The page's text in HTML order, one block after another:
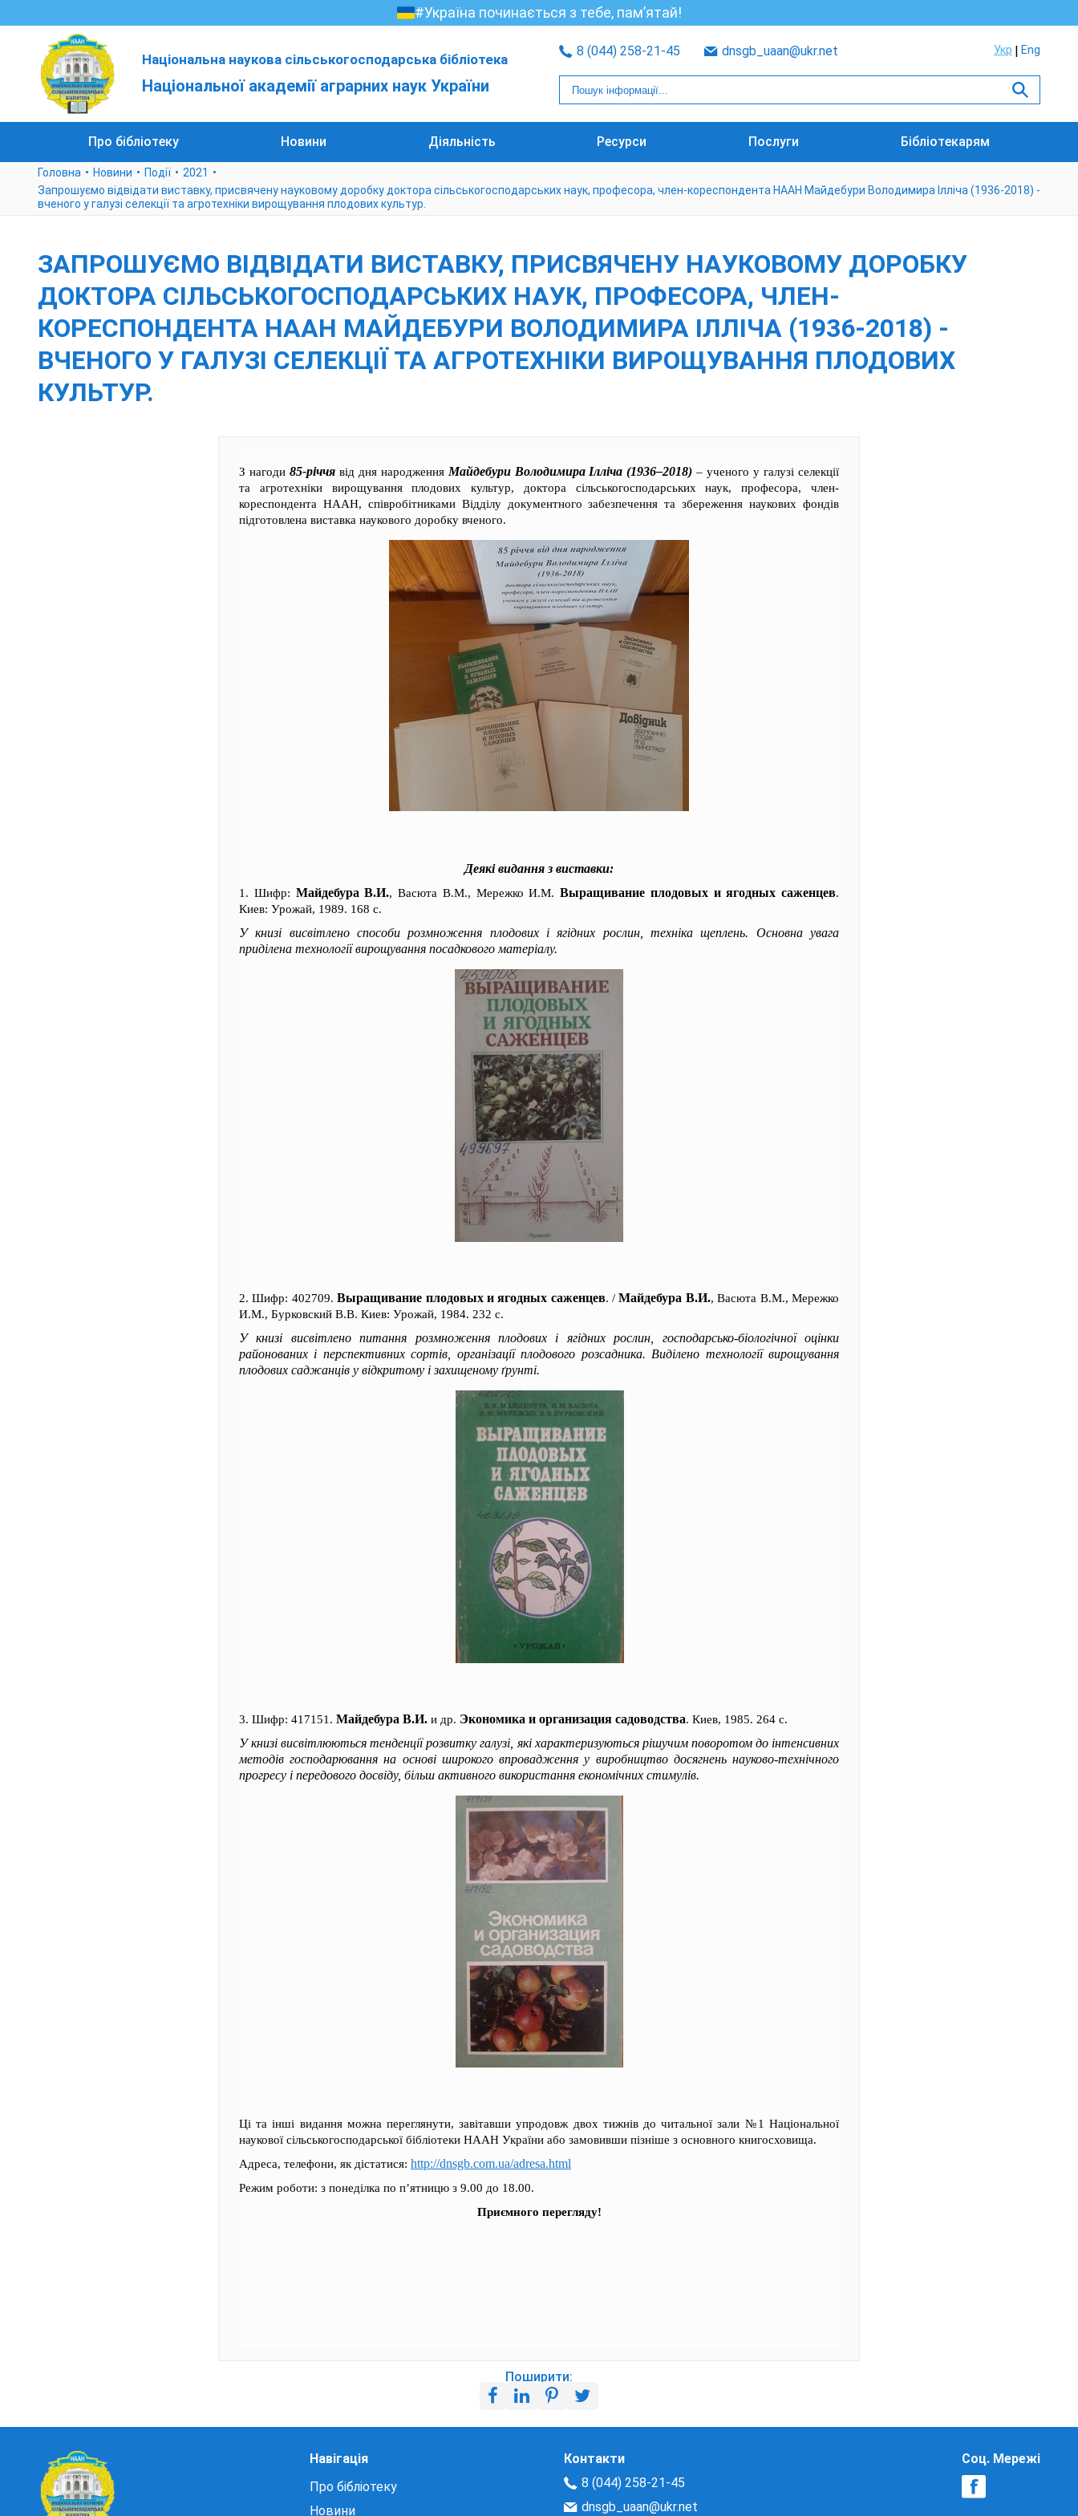
#Україна починається з тебе, пам’ятай!
Національна наукова сільськогосподарська бібліотека
Національної академії аграрних наук України
8 (044) 258-21-45 dnsgb_uaan@ukr.net Укр Eng
Про бібліотеку Новини Діяльність Ресурси Послуги Бібліотекарям
Головна Новини Події
2021
Запрошуємо відвідати виставку, присвячену науковому доробку доктора сільськогосподарських наук, професора, член-кореспондента НААН Майдебури Володимира Ілліча (1936-2018) -
вченого у галузі селекції та агротехніки вирощування плодових культур.
ЗАПРОШУЄМО ВІДВІДАТИ ВИСТАВКУ, ПРИСВЯЧЕНУ НАУКОВОМУ ДОРОБКУ
ДОКТОРА СІЛЬСЬКОГОСПОДАРСЬКИХ НАУК, ПРОФЕСОРА, ЧЛЕН-
КОРЕСПОНДЕНТА НААН МАЙДЕБУРИ ВОЛОДИМИРА ІЛЛІЧА (1936-2018) -
ВЧЕНОГО У ГАЛУЗІ СЕЛЕКЦІЇ ТА АГРОТЕХНІКИ ВИРОЩУВАННЯ ПЛОДОВИХ
КУЛЬТУР.
З нагоди 85-річчявід дня народження Майдебури Володимира Ілліча (1936–2018) – ученого у галузі селекції
та агротехніки вирощування плодових культур, доктора сільськогосподарських наук, професора, член-
кореспондента НААН, співробітниками Відділу документного забезпечення та збереження наукових фондів
підготовлена виставка наукового доробку вченого.
Деякі видання з виставки:
1. Шифр: Майдебура В.И., Васюта В.М., Мережко И.М. Выращивание плодовых и ягодных саженцев.
Киев: Урожай, 1989. 168 с.
У книзі висвітлено способи розмноження плодових і ягідних рослин, техніка щеплень. Основна увага
приділена технології вирощування посадкового матеріалу.
2. Шифр: 402709.Выращивание плодовых и ягодных саженцев. /Майдебура В.И., Васюта В.М., Мережко
И.М., Бурковский В.В. Киев: Урожай, 1984. 232 с.
У книзі висвітлено питання розмноження плодових і ягідних рослин, господарсько-біологічної оцінки
районованих і перспективних сортів, організації плодового розсадника. Виділено технології вирощування
плодових саджанців у відкритому і захищеному ґрунті.
3. Шифр: 417151. Майдебура В.И. и др. Экономика и организация садоводства. Киев, 1985. 264 с.
У книзі висвітлюються тенденції розвитку галузі, які характеризуються рішучим поворотом до інтенсивних
методів господарювання на основі широкого впровадження у виробництво досягнень науково-технічного
прогресу і передового досвіду, більш активного використання економічних стимулів.
Ці та інші видання можна переглянути, завітавши упродовж двох тижнів до читальної зали №1 Національної
наукової сільськогосподарської бібліотеки НААН України або замовивши пізніше з основного книгосховища.
Адреса, телефони, як дістатися: http://dnsgb.com.ua/adresa.html
Режим роботи: з понеділка по п’ятницю з 9.00 до 18.00.
Приємного перегляду!
Поширити:
Навігація
Про бібліотеку
Новини
Контакти
8 (044) 258-21-45
dnsgb_uaan@ukr.net
Соц. Мережі